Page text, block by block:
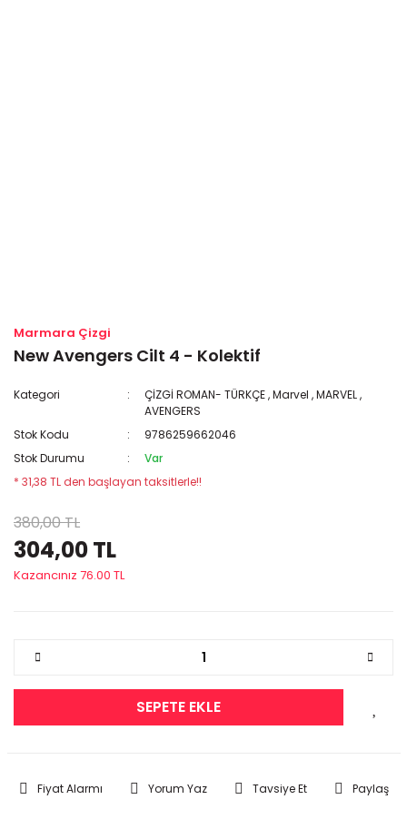
Marmara Çizgi
New Avengers Cilt 4 - Kolektif
Kategori ÇİZGİ ROMAN- TÜRKÇE,Marvel ,MARVEL,
AVENGERS
Stok Kodu
9786259662046
Stok Durumu
Var
* 31,38 TL den başlayan taksitlerle!!
380,00 TL
304,00 TL
Kazancınız 76.00 TL
SEPETE EKLE
Fiyat Alarmı Yorum Yaz Tavsiye Et Paylaş